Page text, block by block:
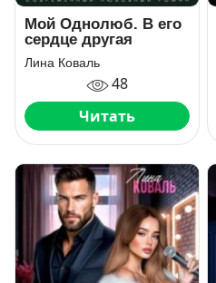
Мой Однолюб. В его
сердце другая
Лина Коваль
48
Читать